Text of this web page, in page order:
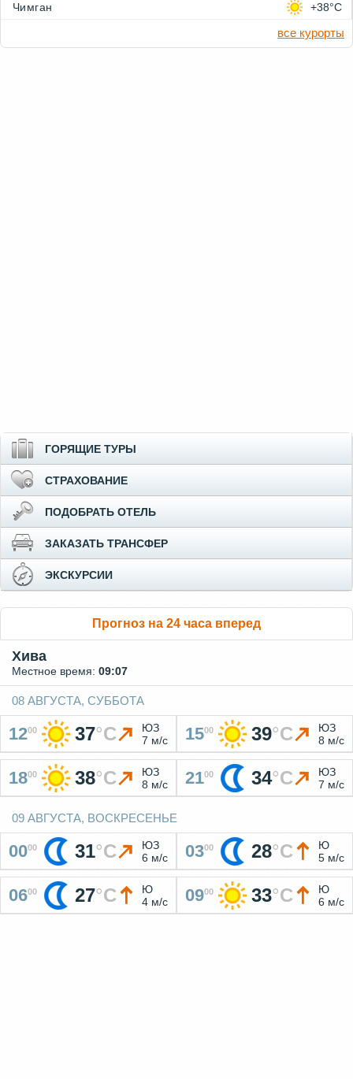
Чимган
+38°C
все курорты
ГОРЯЩИЕ ТУРЫ
СТРАХОВАНИЕ
ПОДОБРАТЬ ОТЕЛЬ
ЗАКАЗАТЬ ТРАНСФЕР
ЭКСКУРСИИ
Прогноз на 24 часа вперед
Хива
Местное время: 09:07
08 АВГУСТА, СУББОТА
1200 37°C
ЮЗ
7 м/с
1500 39°C
ЮЗ
8 м/с
1800 38°C
ЮЗ
8 м/с
2100 34°C
ЮЗ
7 м/с
09 АВГУСТА, ВОСКРЕСЕНЬЕ
0000 31°C
ЮЗ
6 м/с
0300 28°C
Ю
5 м/с
0600 27°C
Ю
4 м/с
0900 33°C
Ю
6 м/с